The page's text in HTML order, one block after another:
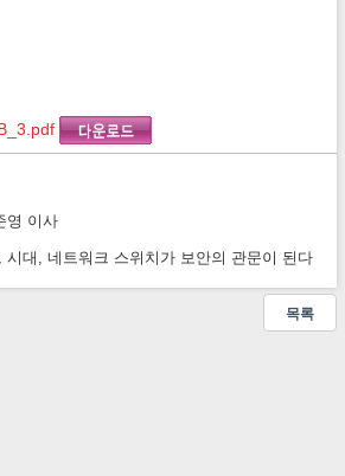
영 이사
시대, 네트워크 스위치가 보안의 관문이 된다
목록